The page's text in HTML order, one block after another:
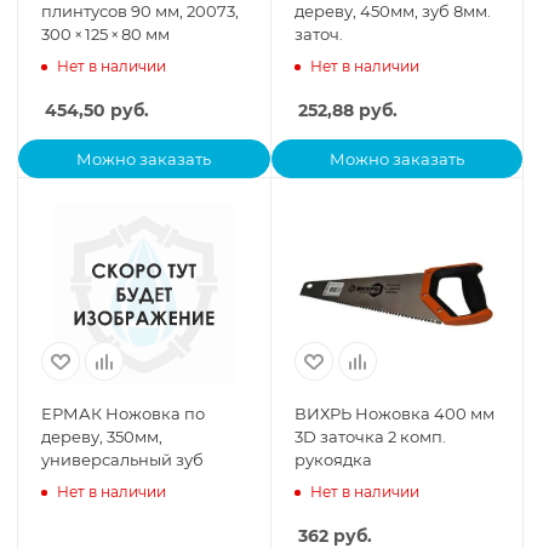
плинтусов 90 мм, 20073,
300 × 125 × 80 мм
Нет в наличии
454,50 руб.
Можно заказать
дереву, 450мм, зуб 8мм.
заточ.
Нет в наличии
252,88руб.
Можно заказать
ЕРМАК Ножовка по
дереву, 350мм,
универсальный зуб
Нет в наличии
ВИХРЬ Ножовка 400 мм
3D заточка 2 комп.
рукоядка
Нет в наличии
362руб.